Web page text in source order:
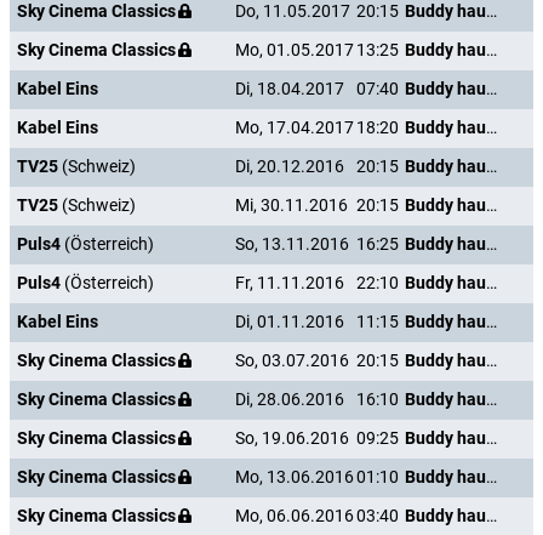
Sky Cinema Classics
Do, 11.05.2017 20:15
Buddy haut den Lukas
Sky Cinema Classics
Mo, 01.05.201713:25
Buddy haut den Lukas
Kabel Eins
Di, 18.04.2017 07:40
Buddy haut den Lukas
Kabel Eins
Mo, 17.04.201718:20
Buddy haut den Lukas
TV25 (Schweiz) Di, 20.12.2016 20:15
Buddy haut den Lukas
TV25 (Schweiz) Mi, 30.11.2016 20:15
Buddy haut den Lukas
Puls4 (Österreich) So, 13.11.2016 16:25
Buddy haut den Lukas
Puls4 (Österreich) Fr, 11.11.2016 22:10
Buddy haut den Lukas
Kabel Eins
Di, 01.11.2016 11:15
Buddy haut den Lukas
Sky Cinema Classics
So, 03.07.2016 20:15
Buddy haut den Lukas
Sky Cinema Classics
Di, 28.06.2016 16:10
Buddy haut den Lukas
Sky Cinema Classics
So, 19.06.2016 09:25
Buddy haut den Lukas
Sky Cinema Classics
Mo, 13.06.201601:10
Buddy haut den Lukas
Sky Cinema Classics
Mo, 06.06.201603:40
Buddy haut den Lukas